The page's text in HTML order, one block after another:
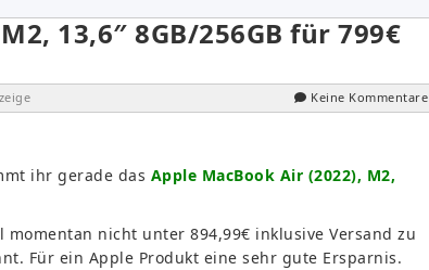
13,6″ 8GB/256GB für 799€
Keine Kommentare
ihr gerade das Apple MacBook Air (2022), M2,
nicht unter 894,99€ inklusive Versand zu
Für ein Apple Produkt eine sehr gute Ersparnis.